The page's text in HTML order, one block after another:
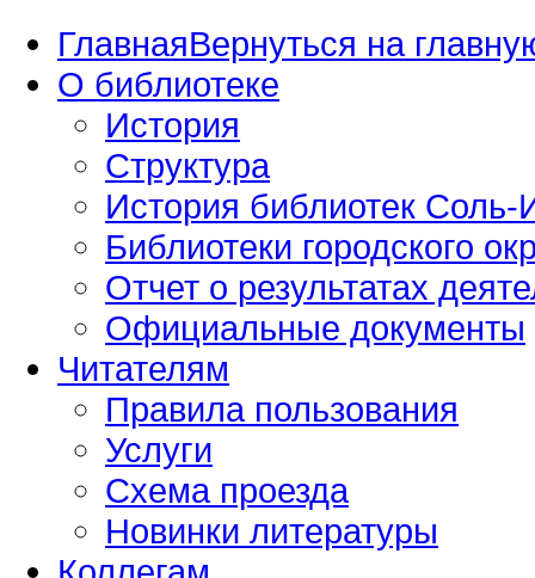
ГлавнаяВернуться на
О библиотеке
История
Структура
История библиотек Соль-
Библиотеки городского
Отчет о результатах
Официальные документы
Читателям
Правила пользования
Услуги
Схема проезда
Новинки литературы